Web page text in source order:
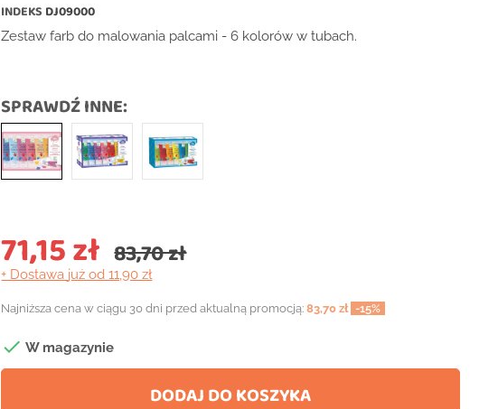
INDEKS DJ09000
Zestaw farb do malowania palcami - 6 kolorów w tubach.
SPRAWDŹ INNE:
83,70 zł
71,15 zł
+ Dostawa już od 11,90 zł
Najniższa cena w ciągu 30 dni przed aktualną promocją:83,70 zł -15%
 W magazynie
DODAJ DO KOSZYKA